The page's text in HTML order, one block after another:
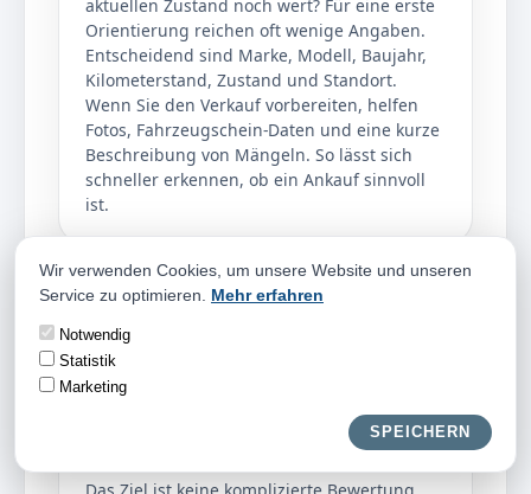
aktuellen Zustand noch wert? Für eine erste
Orientierung reichen oft wenige Angaben.
Entscheidend sind Marke, Modell, Baujahr,
Kilometerstand, Zustand und Standort.
Wenn Sie den Verkauf vorbereiten, helfen
Fotos, Fahrzeugschein-Daten und eine kurze
Beschreibung von Mängeln. So lässt sich
schneller erkennen, ob ein Ankauf sinnvoll
ist.
Faire Einschätzung
Eine faire Einschätzung betrachtet nicht nur
einzelne Schäden, sondern das gesamte
Fahrzeug. Beim Autoankauf Miesenheim
zählen Pflegezustand, Ausstattung,
Nachfrage, Reparaturaufwand und
Das Ziel ist keine komplizierte Bewertung,
Wir verwenden Cookies, um unsere Website und unseren
Service zu optimieren. Mehr erfahren
Notwendig
Statistik
Marketing
SPEICHERN